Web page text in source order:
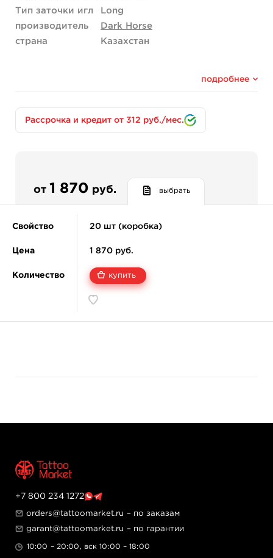
Тип заточки игл
Long
производитель
Dark Horse
страна
Казахстан
подробнее
Рассрочка и кредит от 312 руб./мес.
от 1 870 руб. выбрать
Свойство
Цена
Количество
20 шт (коробка)
1 870 руб.
купить
+7 800 234 1272
orders@tattoomarket.ru – по заказам
garant@tattoomarket.ru – по гарантии
10:00 – 20:00, вск 10:00 – 18:00